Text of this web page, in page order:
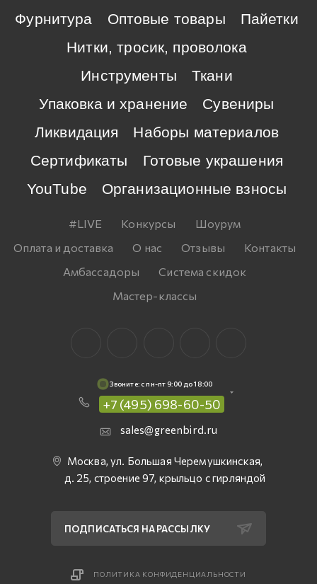
Фурнитура
Оптовые товары
Пайетки
Нитки, тросик, проволока
Инструменты
Ткани
Упаковка и хранение
Сувениры
Ликвидация
Наборы материалов
Сертификаты
Готовые украшения
YouTube
Организационные взносы
#LIVE Конкурсы
Шоурум
Оплата и доставка
О нас Отзывы
Контакты
Амбассадоры
Система скидок
Мастер-классы
Звоните: c пн-пт 9:00 до 18:00
+7 (495) 698-60-50
sales@greenbird.ru
Москва, ул. Большая Черемушкинская,
д. 25, строение 97, крыльцо с гирляндой
ПОДПИСАТЬСЯ НА РАССЫЛКУ
ПОЛИТИКА КОНФИДЕНЦИАЛЬНОСТИ